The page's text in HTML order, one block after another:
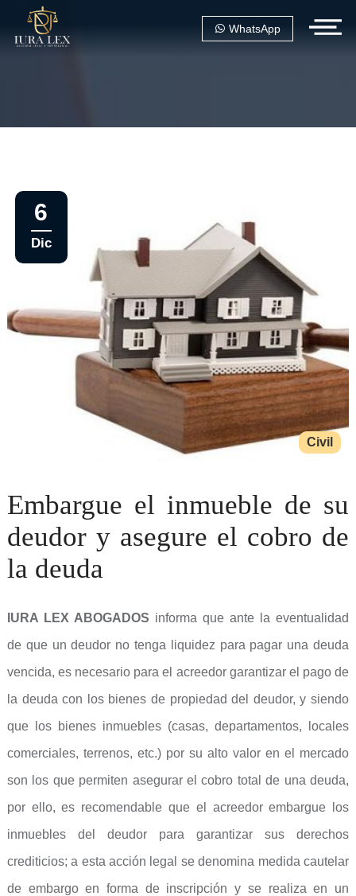
WhatsApp
Civil
6
Dic
Embargue el inmueble de su
deudor y asegure el cobro de
la deuda
IURA LEX ABOGADOS informa que ante la eventualidad
de que un deudor no tenga liquidez para pagar una deuda
vencida, es necesario para el acreedor garantizar el pago de
la deuda con los bienes de propiedad del deudor, y siendo
que los bienes inmuebles (casas, departamentos, locales
comerciales, terrenos, etc.) por su alto valor en el mercado
son los que permiten asegurar el cobro total de una deuda,
por ello, es recomendable que el acreedor embargue los
inmuebles del deudor para garantizar sus derechos
crediticios; a esta acción legal se denomina medida cautelar
de embargo en forma de inscripción y se realiza en un